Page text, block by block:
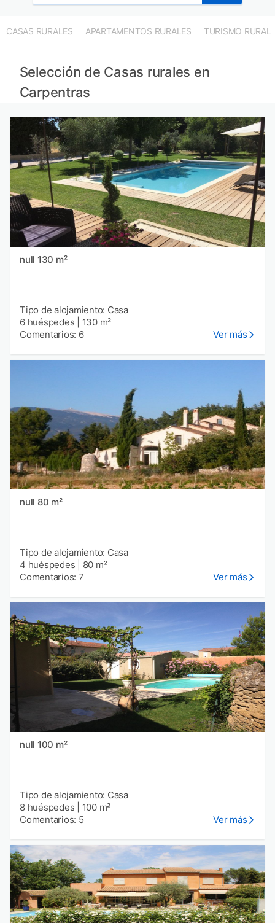
CASAS RURALES APARTAMENTOS RURALES TURISMO RURAL
Selección de Casas rurales en
Carpentras
null 130 m²
Tipo de alojamiento: Casa
6 huéspedes
130 m²
Comentarios: 6
Ver más
null 80 m²
Tipo de alojamiento: Casa
4 huéspedes
80 m²
Comentarios: 7
Ver más
null 100 m²
Tipo de alojamiento: Casa
8 huéspedes
100 m²
Comentarios: 5
Ver más